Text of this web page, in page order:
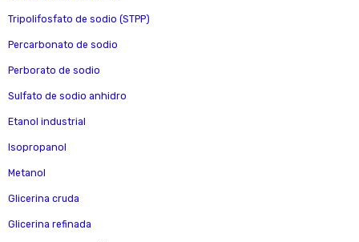
Tripolifosfato de sodio (STPP)
Percarbonato de sodio
Perborato de sodio
Sulfato de sodio anhidro
Etanol industrial
Isopropanol
Metanol
Glicerina cruda
Glicerina refinada